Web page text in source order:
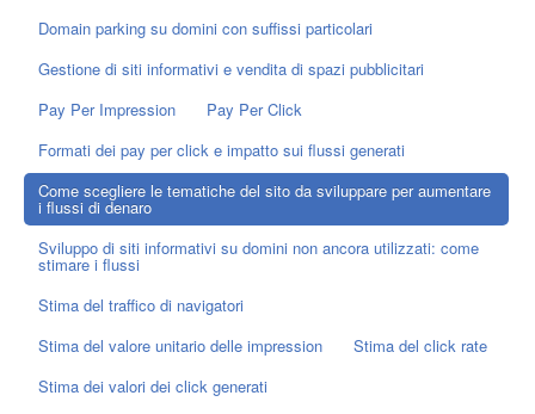
Domain parking su domini con suffissi particolari
Gestione di siti informativi e vendita di spazi pubblicitari
Pay Per Impression
Pay Per Click
Formati dei pay per click e impatto sui flussi generati
Come scegliere le tematiche del sito da sviluppare per aumentare
i flussi di denaro
Sviluppo di siti informativi su domini non ancora utilizzati: come
stimare i flussi
Stima del traffico di navigatori
Stima del valore unitario delle impression
Stima del click rate
Stima dei valori dei click generati